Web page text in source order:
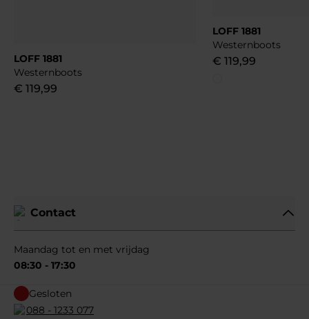
LOFF 1881
Westernboots
€ 119,99
LOFF 1881
Westernboots
€ 119,99
Contact
Maandag tot en met vrijdag
08:30 - 17:30
Gesloten
088 - 1233 077